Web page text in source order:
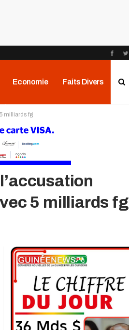
Economie Faits Divers
milliards fg
5 milliards fg